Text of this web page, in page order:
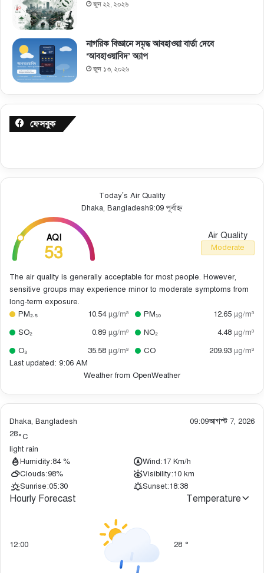
জুন ২২, ২০২৬
নাগরিক বিজ্ঞানে সমৃদ্ধ আবহাওয়া বার্তা দেবে
‘আবহাওয়াবিদ’ অ্যাপ
জুন ১৩, ২০২৬
ফেসবুক
Today’s Air Quality
Dhaka, Bangladesh9:09 পূর্বাহ্ন
AQI
53
Air Quality
Moderate
The air quality is generally acceptable for most people. However,
sensitive groups may experience minor to moderate symptoms from
long-term exposure.
PM₂.₅
10.54 µg/m³ PM₁₀ 12.65 µg/m³
SO₂
0.89 µg/m³ NO₂ 4.48 µg/m³
O₃
35.58 µg/m³ CO 209.93 µg/m³
Last updated: 9:06 AM
Weather from OpenWeather
Dhaka, Bangladesh 09:09আগস্ট 7, 2026
28°C
light rain
Humidity:84 % Wind:17 Km/h
Clouds:98% Visibility:10 km
Sunrise:05:30 Sunset:18:38
Hourly Forecast Temperature
12:00 28 °